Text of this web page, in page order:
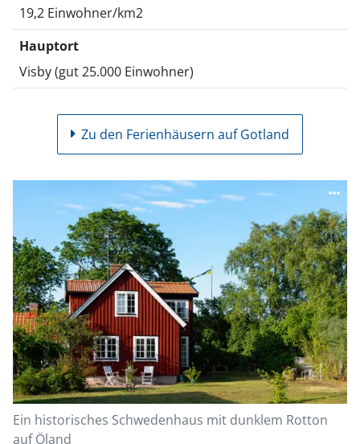
19,2 Einwohner/km2
Hauptort
Visby (gut 25.000 Einwohner)
Zu den Ferienhäusern auf Gotland
Ein historisches Schwedenhaus mit dunklem Rotton
auf Öland